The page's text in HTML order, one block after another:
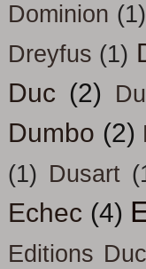
Dominion (1)
Dreyfus (1)
Duc (2)
Dumbo (2)
(1) Dusart
Echec (4)
Editions